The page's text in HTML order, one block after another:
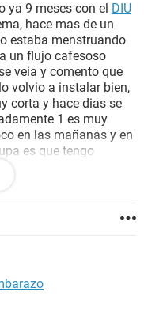
ya 9 meses con el DIU
hace mas de un
estaba menstruando
un flujo cafesoso
veia y comento que
volvio a instalar bien,
corta y hace dias se
1 es muy
en las mañanas y en
es que tengo
y los siento mas
siento
ser el clima
saber si en estos